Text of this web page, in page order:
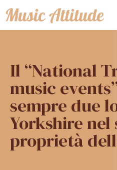
Vai
al
Il “National
music
sempre due
Yorkshire nel
proprietà